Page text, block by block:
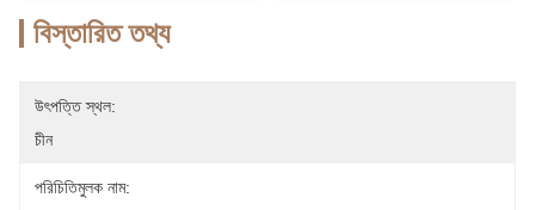
বিস্তারিত তথ্য
উৎপত্তি স্থল:
চীন
পরিচিতিমুলক নাম: